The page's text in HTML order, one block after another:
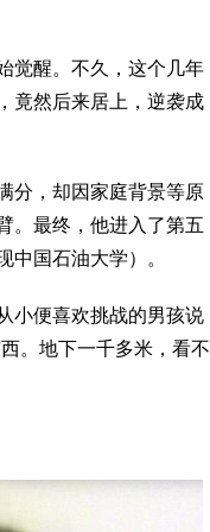
觉醒。不久，这个几年
竟然后来居上，逆袭成
分，却因家庭背景等原
。最终，他进入了第五
国石油大学）。
小便喜欢挑战的男孩说
。地下一千多米，看不